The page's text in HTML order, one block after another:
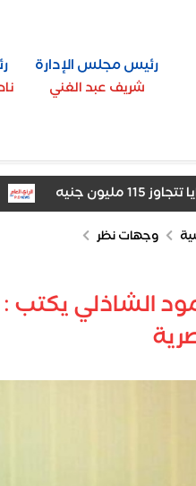
رئيس مجلس الإدارة
شريف عبد الغني
ننشر
وجهات نظر
الشاذلي يكتب :